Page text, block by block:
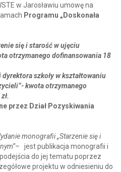
w Jarosławiu umowę na
Programu „Doskonała
się i starość w ujęciu
otrzymanego dofinansowania 18
szkoły w kształtowaniu
kwota otrzymanego
przez Dział Pozyskiwania
monografii „Starzenie się i
– jest publikacja monografii i
do jej tematu poprzez
projektu w odniesieniu do